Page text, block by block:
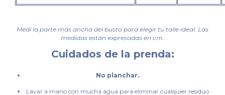
Medí la parte más ancha del busto para elegir tu talle ideal. Las
medidas están expresadas en cm.
Cuidados de la prenda:
No planchar.
Lavar a mano con mucha agua para eliminar cualquier residuo